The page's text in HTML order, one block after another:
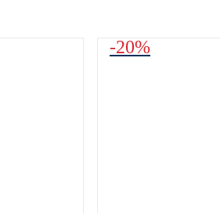
-20%